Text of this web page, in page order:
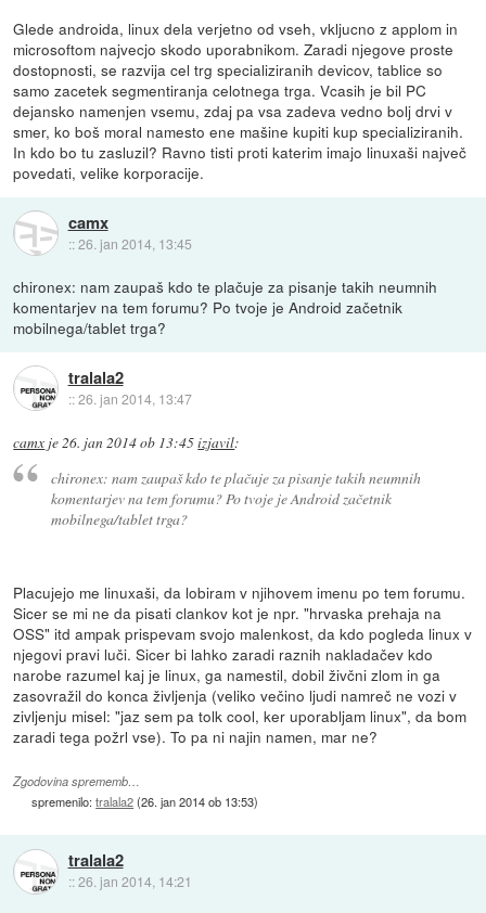
Glede androida, linux dela verjetno od vseh, vkljucno z applom in
microsoftom najvecjo skodo uporabnikom. Zaradi njegove proste
dostopnosti, se razvija cel trg specializiranih devicov, tablice so
samo zacetek segmentiranja celotnega trga. Vcasih je bil PC
dejansko namenjen vsemu, zdaj pa vsa zadeva vedno bolj drvi v
smer, ko boš moral namesto ene mašine kupiti kup specializiranih.
In kdo bo tu zasluzil? Ravno tisti proti katerim imajo linuxaši največ
povedati, velike korporacije.
camx
::26. jan 2014, 13:45
chironex: nam zaupaš kdo te plačuje za pisanje takih neumnih
komentarjev na tem forumu? Po tvoje je Android začetnik
mobilnega/tablet trga?
tralala2
::26. jan 2014, 13:47
camx je 26. jan 2014 ob 13:45izjavil:
chironex: nam zaupaš kdo te plačuje za pisanje takih neumnih
komentarjev na tem forumu? Po tvoje je Android začetnik
mobilnega/tablet trga?
Placujejo me linuxaši, da lobiram v njihovem imenu po tem forumu.
Sicer se mi ne da pisati clankov kot je npr. "hrvaska prehaja na
OSS" itd ampak prispevam svojo malenkost, da kdo pogleda linux v
njegovi pravi luči. Sicer bi lahko zaradi raznih nakladačev kdo
narobe razumel kaj je linux, ga namestil, dobil živčni zlom in ga
zasovražil do konca življenja (veliko večino ljudi namreč ne vozi v
zivljenju misel: "jaz sem pa tolk cool, ker uporabljam linux", da bom
zaradi tega požrl vse). To pa ni najin namen, mar ne?
Zgodovina sprememb…
spremenilo:tralala2(26. jan 2014 ob 13:53)
tralala2
::26. jan 2014, 14:21